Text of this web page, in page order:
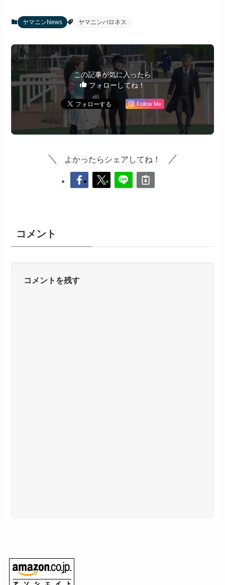
ヤマニンNews ヤマニンバロネス
この記事が気に入ったら
フォローしてね！
Follow Me
よかったらシェアしてね！
コメント
コメントを残す